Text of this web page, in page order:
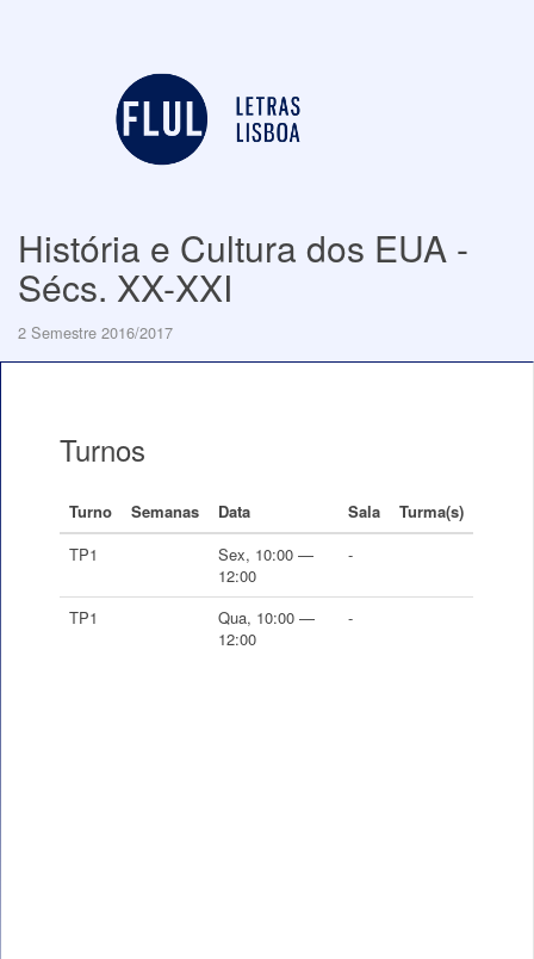
História e Cultura dos EUA -
Sécs. XX-XXI
2 Semestre 2016/2017
Turnos
Turno Semanas Data Sala
Turma(s)
TP1
Sex, 10:00 —
12:00
-
TP1
Qua, 10:00 —
12:00
-